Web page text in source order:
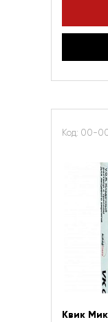
Код: 00-
Квик